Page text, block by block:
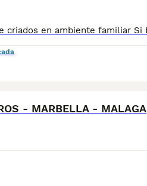
- MARBELLA - MALAGA